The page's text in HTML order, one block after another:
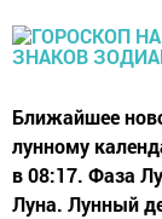
Ближайшее
лунному
в 08:17. Фаза
Луна. Лунный